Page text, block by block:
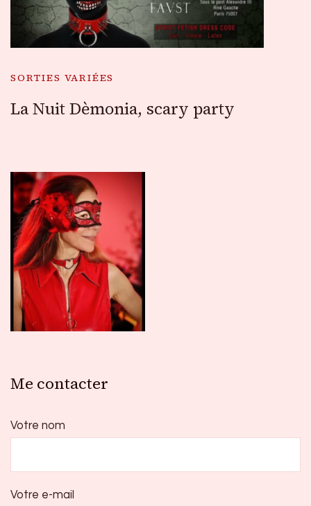
SORTIES VARIÉES
La Nuit Dèmonia, scary party
Me contacter
Votre nom
Votre e-mail